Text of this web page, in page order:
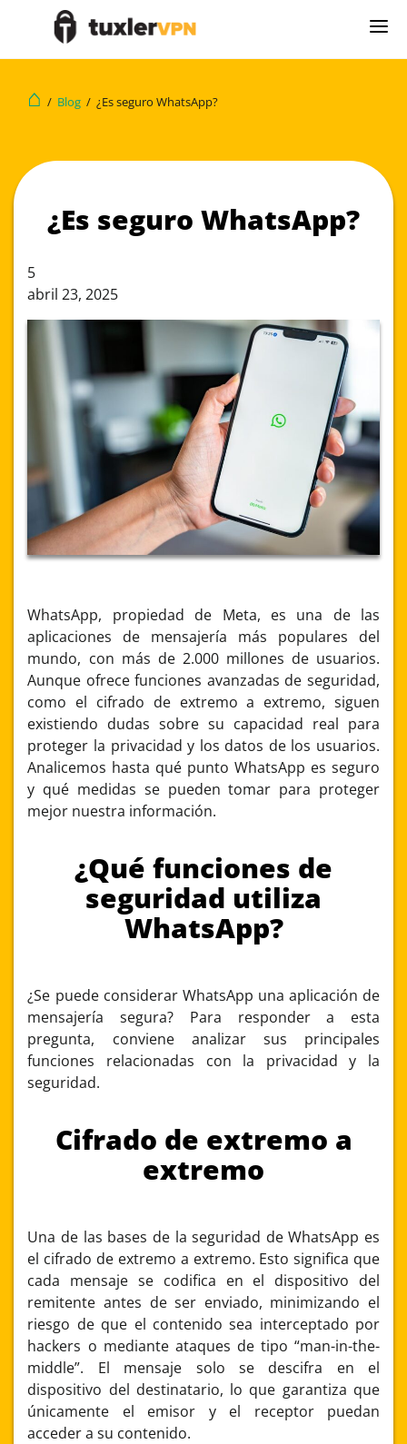
⌂ / Blog /¿Es seguro WhatsApp?
¿Es seguro WhatsApp?
5
abril 23, 2025
WhatsApp, propiedad de Meta, es una de las
aplicaciones de mensajería más populares del
mundo, con más de 2.000 millones de usuarios.
Aunque ofrece funciones avanzadas de seguridad,
como el cifrado de extremo a extremo, siguen
existiendo dudas sobre su capacidad real para
proteger la privacidad y los datos de los usuarios.
Analicemos hasta qué punto WhatsApp es seguro
y qué medidas se pueden tomar para proteger
mejor nuestra información.
¿Qué funciones de
seguridad utiliza
WhatsApp?
¿Se puede considerar WhatsApp una aplicación de
mensajería segura? Para responder a esta
pregunta, conviene analizar sus principales
funciones relacionadas con la privacidad y la
seguridad.
Cifrado de extremo a
extremo
Una de las bases de la seguridad de WhatsApp es
el cifrado de extremo a extremo. Esto significa que
cada mensaje se codifica en el dispositivo del
remitente antes de ser enviado, minimizando el
riesgo de que el contenido sea interceptado por
hackers o mediante ataques de tipo “man-in-the-
middle”. El mensaje solo se descifra en el
dispositivo del destinatario, lo que garantiza que
únicamente el emisor y el receptor puedan
acceder a su contenido.